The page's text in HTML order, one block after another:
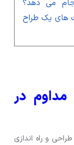
می دهد؟
های یک طراح
مداوم در
و راه اندازی